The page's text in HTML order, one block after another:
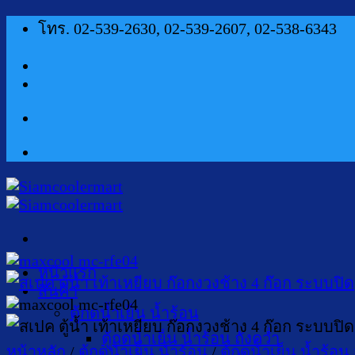
ข้าม โทร. 02-539-2630, 02-539-2607, 02-538-6343
หน้าแรก
สินค้า
ตู้กดน้ำเย็น น้ำร้อน
ตู้กดน้ำเย็น น้ำร้อน ถังคว่ำ